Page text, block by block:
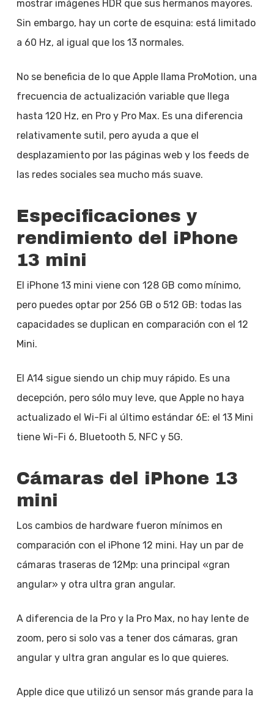
mostrar imágenes HDR que sus hermanos mayores.
Sin embargo, hay un corte de esquina: está limitado
a 60 Hz, al igual que los 13 normales.
No se beneficia de lo que Apple llama ProMotion, una
frecuencia de actualización variable que llega
hasta 120 Hz, en Pro y Pro Max. Es una diferencia
relativamente sutil, pero ayuda a que el
desplazamiento por las páginas web y los feeds de
las redes sociales sea mucho más suave.
Especificaciones y
rendimiento del iPhone
13 mini
El iPhone 13 mini viene con 128 GB como mínimo,
pero puedes optar por 256 GB o 512 GB: todas las
capacidades se duplican en comparación con el 12
Mini.
El A14 sigue siendo un chip muy rápido. Es una
decepción, pero sólo muy leve, que Apple no haya
actualizado el Wi-Fi al último estándar 6E: el 13 Mini
tiene Wi-Fi 6, Bluetooth 5, NFC y 5G.
Cámaras del iPhone 13
mini
Los cambios de hardware fueron mínimos en
comparación con el iPhone 12 mini. Hay un par de
cámaras traseras de 12Mp: una principal «gran
angular» y otra ultra gran angular.
A diferencia de la Pro y la Pro Max, no hay lente de
zoom, pero si solo vas a tener dos cámaras, gran
angular y ultra gran angular es lo que quieres.
Apple dice que utilizó un sensor más grande para la